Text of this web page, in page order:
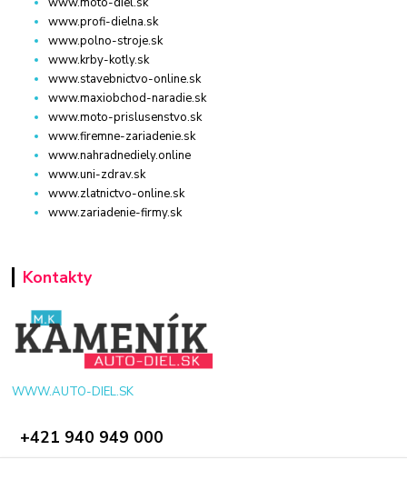
www.profi-dielna.sk
www.polno-stroje.sk
www.krby-kotly.sk
www.stavebnictvo-online.sk
www.maxiobchod-naradie.sk
www.moto-prislusenstvo.sk
www.firemne-zariadenie.sk
www.nahradnediely.online
www.uni-zdrav.sk
www.zlatnictvo-online.sk
www.zariadenie-firmy.sk
Kontakty
WWW.AUTO-DIEL.SK
+421 940 949 000